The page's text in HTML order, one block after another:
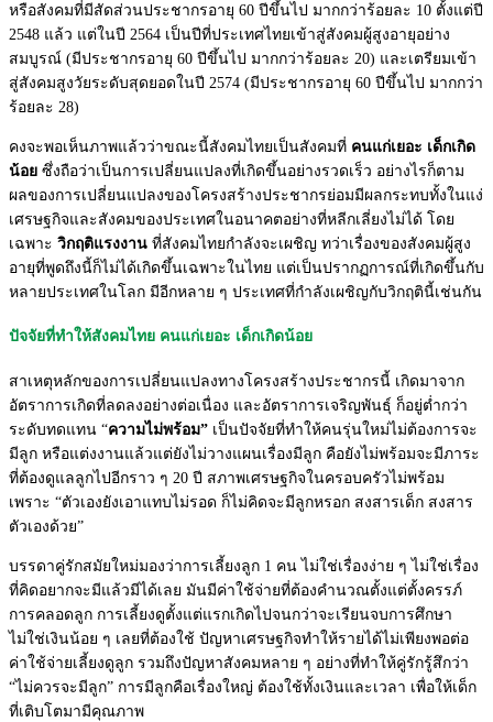
หรือสังคมที่มีสัดส่วนประชากรอายุ 60 ปีขึ้นไป มากกว่าร้อยละ 10 ตั้งแต่ปี
2548 แล้ว แต่ในปี 2564 เป็นปีที่ประเทศไทยเข้าสู่สังคมผู้สูงอายุอย่าง
สมบูรณ์ (มีประชากรอายุ 60 ปีขึ้นไป มากกว่าร้อยละ 20) และเตรียมเข้า
สู่สังคมสูงวัยระดับสุดยอดในปี 2574 (มีประชากรอายุ 60 ปีขึ้นไป มากกว่า
ร้อยละ 28)
คงจะพอเห็นภาพแล้วว่าขณะนี้สังคมไทยเป็นสังคมที่ คนแก่เยอะ เด็กเกิด
น้อย ซึ่งถือว่าเป็นการเปลี่ยนแปลงที่เกิดขึ้นอย่างรวดเร็ว อย่างไรก็ตาม
ผลของการเปลี่ยนแปลงของโครงสร้างประชากรย่อมมีผลกระทบทั้งในแง่
เศรษฐกิจและสังคมของประเทศในอนาคตอย่างที่หลีกเลี่ยงไม่ได้ โดย
เฉพาะ วิกฤติแรงงาน ที่สังคมไทยกำลังจะเผชิญ ทว่าเรื่องของสังคมผู้สูง
อายุที่พูดถึงนี้ก็ไม่ได้เกิดขึ้นเฉพาะในไทย แต่เป็นปรากฏการณ์ที่เกิดขึ้นกับ
หลายประเทศในโลก มีอีกหลาย ๆ ประเทศที่กำลังเผชิญกับวิกฤตินี้เช่นกัน
ปัจจัยที่ทำให้สังคมไทย คนแก่เยอะ เด็กเกิดน้อย
สาเหตุหลักของการเปลี่ยนแปลงทางโครงสร้างประชากรนี้ เกิดมาจาก
อัตราการเกิดที่ลดลงอย่างต่อเนื่อง และอัตราการเจริญพันธุ์ ก็อยู่ต่ำกว่า
ระดับทดแทน “ความไม่พร้อม” เป็นปัจจัยที่ทำให้คนรุ่นใหม่ไม่ต้องการจะ
มีลูก หรือแต่งงานแล้วแต่ยังไม่วางแผนเรื่องมีลูก คือยังไม่พร้อมจะมีภาระ
ที่ต้องดูแลลูกไปอีกราว ๆ 20 ปี สภาพเศรษฐกิจในครอบครัวไม่พร้อม
เพราะ “ตัวเองยังเอาแทบไม่รอด ก็ไม่คิดจะมีลูกหรอก สงสารเด็ก สงสาร
ตัวเองด้วย”
บรรดาคู่รักสมัยใหม่มองว่าการเลี้ยงลูก 1 คน ไม่ใช่เรื่องง่าย ๆ ไม่ใช่เรื่อง
ที่คิดอยากจะมีแล้วมีได้เลย มันมีค่าใช้จ่ายที่ต้องคำนวณตั้งแต่ตั้งครรภ์
การคลอดลูก การเลี้ยงดูตั้งแต่แรกเกิดไปจนกว่าจะเรียนจบการศึกษา
ไม่ใช่เงินน้อย ๆ เลยที่ต้องใช้ ปัญหาเศรษฐกิจทำให้รายได้ไม่เพียงพอต่อ
ค่าใช้จ่ายเลี้ยงดูลูก รวมถึงปัญหาสังคมหลาย ๆ อย่างที่ทำให้คู่รักรู้สึกว่า
“ไม่ควรจะมีลูก” การมีลูกคือเรื่องใหญ่ ต้องใช้ทั้งเงินและเวลา เพื่อให้เด็ก
ที่เติบโตมามีคุณภาพ